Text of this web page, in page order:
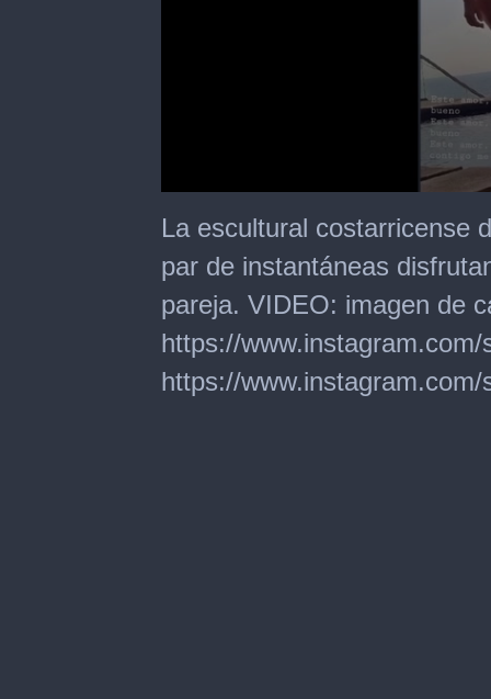
seconds
of
seconds
La escultural costarricense
par de instantáneas
pareja. VIDEO: imagen de
https://
https://